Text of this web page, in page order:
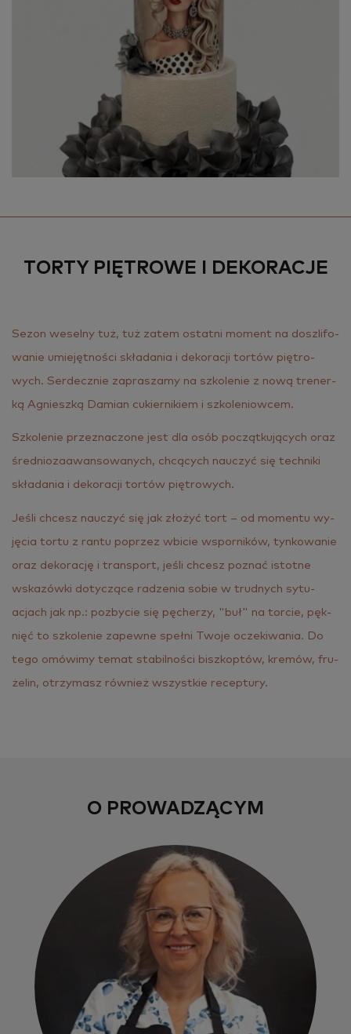
TORTY PIĘTROWE I DEKORACJE
Sezon we­sel­ny tuż, tuż zatem ostat­ni mo­ment na do­szli­fo­
wa­nie umie­jęt­no­ści skła­da­nia i de­ko­ra­cji tor­tów pię­tro­
wych. Ser­decz­nie za­pra­sza­my na szko­le­nie z nową tre­ner­
ką Agniesz­ką Da­mian cu­kier­ni­kiem i szko­le­niow­cem.
Szko­le­nie prze­zna­czo­ne jest dla osób po­cząt­ku­ją­cych oraz
śred­nio­za­awan­so­wa­nych, chcą­cych na­uczyć się tech­ni­ki
skła­da­nia i de­ko­ra­cji tor­tów pię­tro­wych.
Jeśli chcesz na­uczyć się jak zło­żyć tort – od mo­men­tu wy­
ję­cia tortu z rantu po­przez wbi­cie wspor­ni­ków, tyn­ko­wa­nie
oraz de­ko­ra­cję i trans­port, jeśli chcesz po­znać istot­ne
wska­zów­ki do­ty­czą­ce ra­dze­nia sobie w trud­nych sy­tu­
acjach jak np.: po­zby­cie się pę­che­rzy, "buł" na tor­cie, pęk­
nięć to szko­le­nie za­pew­ne speł­ni Twoje ocze­ki­wa­nia. Do
tego omó­wi­my temat sta­bil­no­ści bisz­kop­tów, kre­mów, fru­
że­lin, otrzy­masz rów­nież wszyst­kie re­cep­tu­ry.
O PROWADZĄCYM